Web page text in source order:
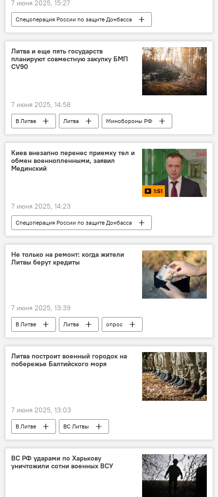
7 июня 2025, 15:27
Спецоперация России по защите Донбасса
Переговоры Россия - Украина в Стамбуле
Украина
Россия
Литва и еще пять государств
планируют совместную закупку БМП
CV90
7 июня 2025, 14:58
В Литве Литва
Минобороны РФ
Довиле Шакалене
Киев внезапно перенес приемку тел и
обмен военнопленными, заявил
Мединский
1:51
7 июня 2025, 14:23
Спецоперация России по защите Донбасса
Переговоры Россия - Украина в Стамбуле
Россия
Украина В России
Не только на ремонт: когда жители
Литвы берут кредиты
7 июня 2025, 13:39
В Литве Литва
опрос
Общество
Литва построит военный городок на
побережье Балтийского моря
7 июня 2025, 13:03
В Литве
ВС Литвы
Минобороны Литвы
НАТО
ВС РФ ударами по Харькову
уничтожили сотни военных ВСУ